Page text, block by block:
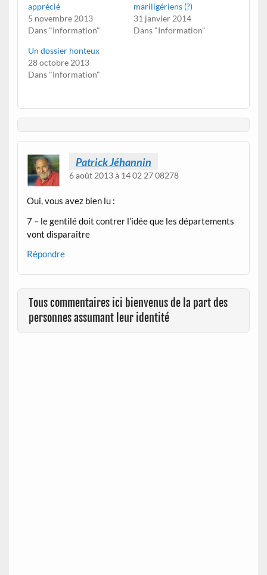
apprécié
5 novembre 2013
Dans "Information"
mariligériens (?)
31 janvier 2014
Dans "Information"
Un dossier honteux
28 octobre 2013
Dans "Information"
Patrick Jéhannin
6 août 2013 à 14 02 27 08278
Oui, vous avez bien lu :
7 – le gentilé doit contrer l’idée que les départements
vont disparaître
Répondre
Tous commentaires ici bienvenus de la part des
personnes assumant leur identité